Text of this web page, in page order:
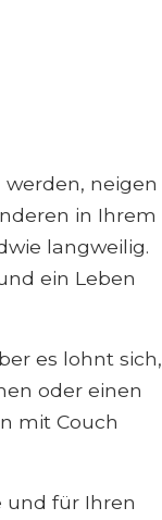
neigen
in Ihrem
langweilig.
ein Leben
es lohnt sich,
oder einen
mit Couch
und für Ihren